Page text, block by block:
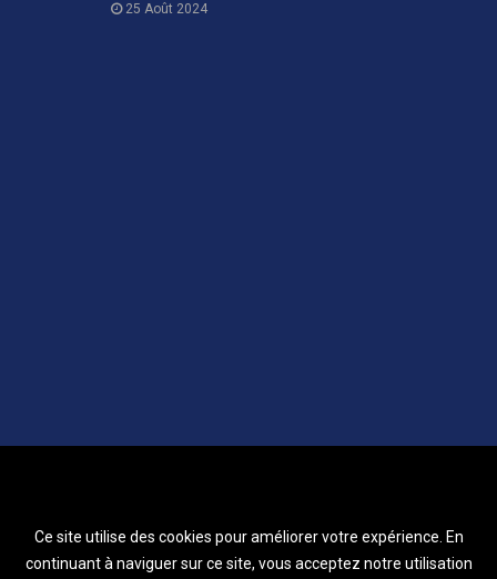
25 Août 2024
Ce site utilise des cookies pour améliorer votre expérience. En
continuant à naviguer sur ce site, vous acceptez notre utilisation